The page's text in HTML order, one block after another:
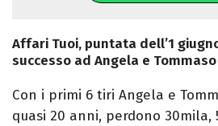
Affari Tuoi, puntata dell’1
successo ad Angela e Tommaso
Con i primi 6 tiri Angela e
quasi 20 anni, perdono 30mila,